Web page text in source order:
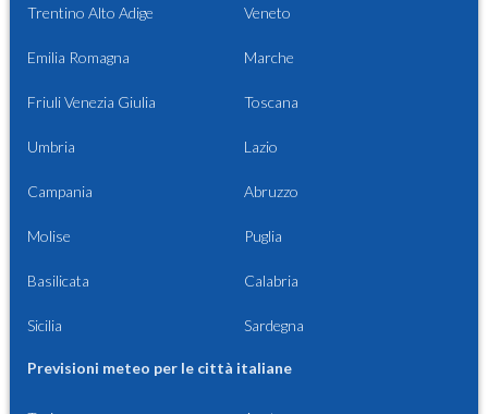
Trentino Alto Adige Veneto
Emilia Romagna Marche
Friuli Venezia Giulia Toscana
Umbria Lazio
Campania Abruzzo
Molise Puglia
Basilicata Calabria
Sicilia Sardegna
Previsioni meteo per le città italiane